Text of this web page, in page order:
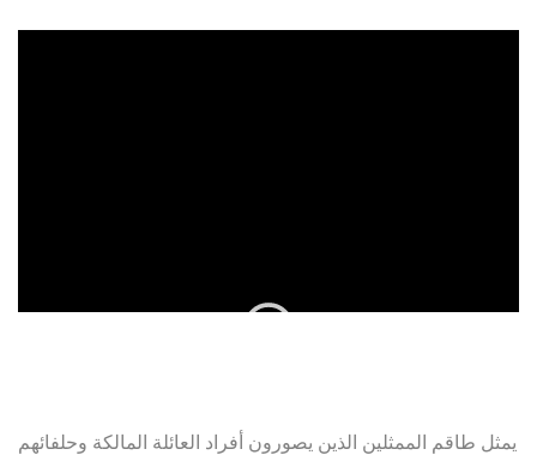
يمثل طاقم الممثلين الذين يصورون أفراد العائلة المالكة وحلفائهم